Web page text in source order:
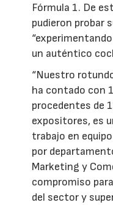
Fórmula 1. De
pudieron probar
un auténtico
“Nuestro
ha contado con
procedentes de
expositores, es
trabajo en
por
Marketing y
compromiso
del sector y